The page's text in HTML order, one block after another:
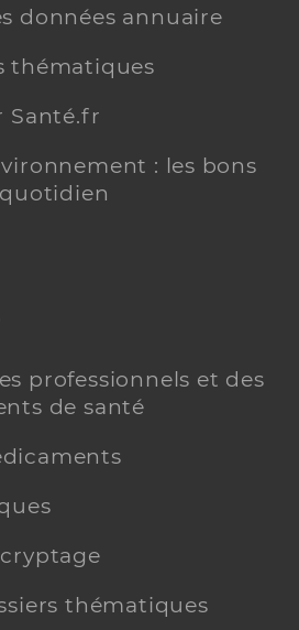
données annuaire
thématiques
Santé.fr
: les bons
professionnels et des
de santé
thématiques